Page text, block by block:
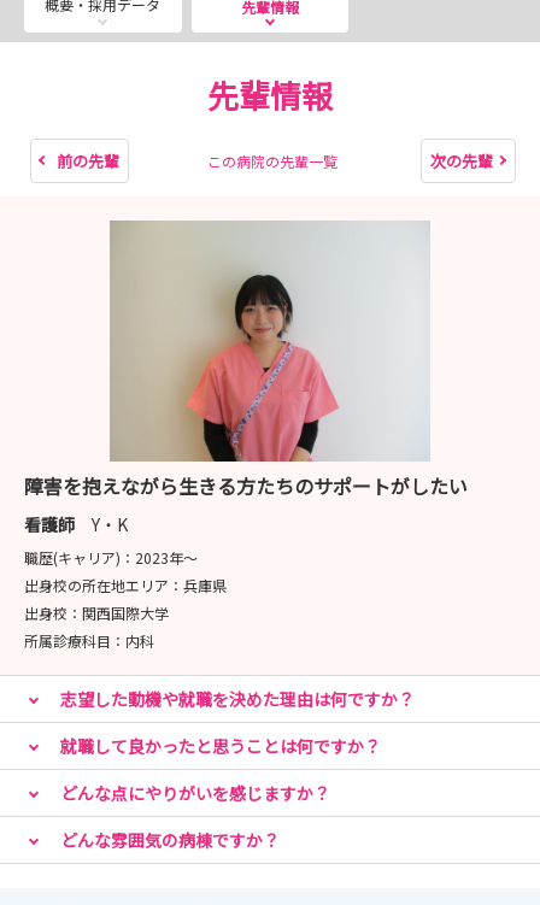
先輩情報
先輩情報
前の先輩 この病院の先輩一覧 次の先輩
障害を抱えながら生きる方たちのサポートがしたい
看護師 Y・K
職歴(キャリア)： 2023年〜
出身校の所在地エリア： 兵庫県
出身校： 関西国際大学
所属診療科目： 内科
志望した動機や就職を決めた理由は何ですか？
就職して良かったと思うことは何ですか？
どんな点にやりがいを感じますか？
どんな雰囲気の病棟ですか？